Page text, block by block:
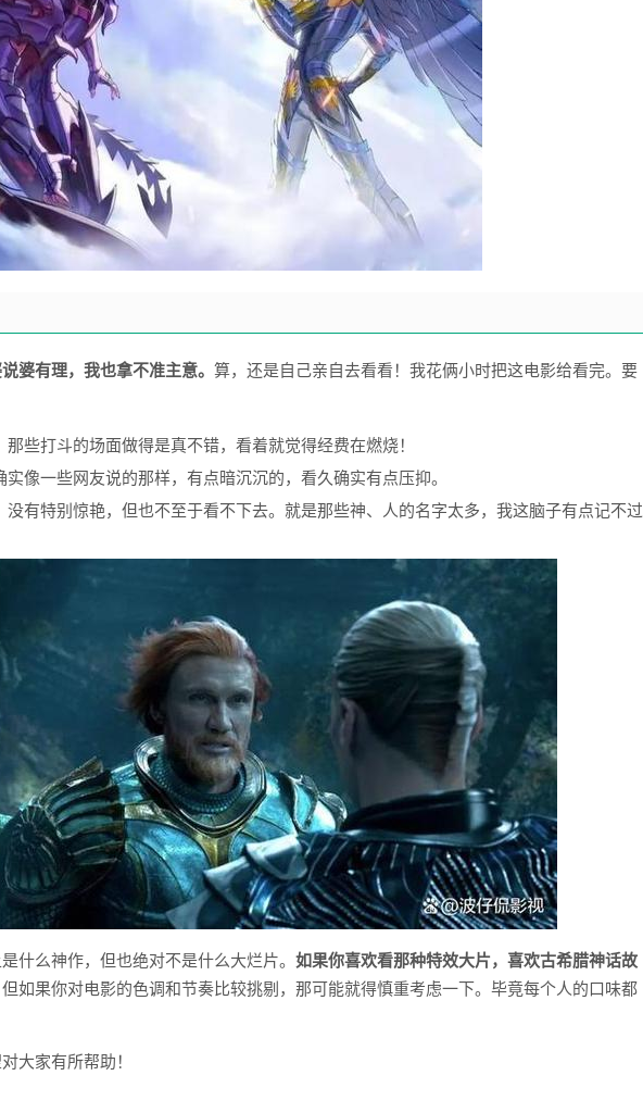
婆有理，我也拿不准主意。 算，还是自己亲自去看看！我花俩小时把这电影给看完。要
些打斗的场面做得是真不错，看着就觉得经费在燃烧！
像一些网友说的那样，有点暗沉沉的，看久确实有点压抑。
没有特别惊艳，但也不至于看不下去。就是那些神、人的名字太多，我这脑子有点记不过
什么神作，但也绝对不是什么大烂片。 如果你喜欢看那种特效大片，喜欢古希腊神话故
但如果你对电影的色调和节奏比较挑剔，那可能就得慎重考虑一下。毕竟每个人的口味都
大家有所帮助！